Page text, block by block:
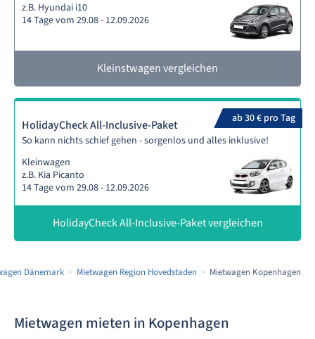
z.B. Hyundai i10
14 Tage vom 29.08 - 12.09.2026
Kleinstwagen vergleichen
ab 30 € pro Tag
HolidayCheck All-Inclusive-Paket
So kann nichts schief gehen - sorgenlos und alles inklusive!
Kleinwagen
z.B. Kia Picanto
14 Tage vom 29.08 - 12.09.2026
HolidayCheck All-Inclusive-Paket vergleichen
Dänemark Mietwagen Region Hovedstaden Mietwagen Kopenhagen
Mietwagen mieten in Kopenhagen